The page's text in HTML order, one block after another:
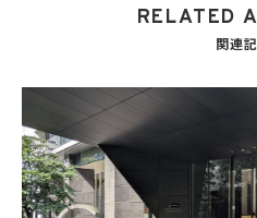
も外国に所在する場合を含みます。）に対し
ため。なお、KWエージェントとは、KW加盟店
(8) 当社サービスを介して販売等が行われる物
センサー、その他KWブランドを利用して事業
告、その他インターネット上において公開する
(9) 雇用管理及び社内手続のため（役職員の
における選考及び連絡のため（応募者の個人
(10) KWエージェント並びに当社及びKW加盟
情報を当社又はKWライセンサーが運営するウ
RELATED
関連